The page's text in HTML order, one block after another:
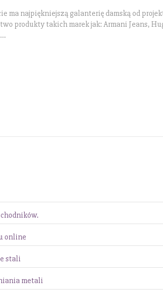
ma najpiękniejszą galanterię damską od
produkty takich marek jak: Armani Jeans,
online
stali
metali